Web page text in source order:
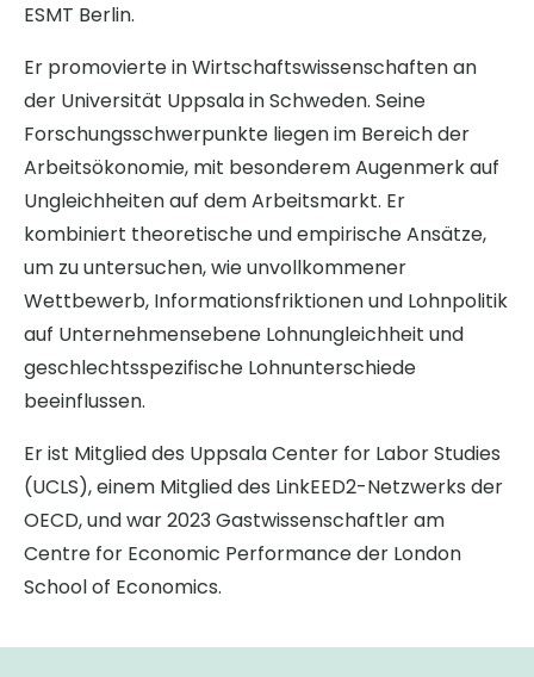
ESMT Berlin.
Er promovierte in Wirtschaftswissenschaften an
der Universität Uppsala in Schweden. Seine
Forschungsschwerpunkte liegen im Bereich der
Arbeitsökonomie, mit besonderem Augenmerk auf
Ungleichheiten auf dem Arbeitsmarkt. Er
kombiniert theoretische und empirische Ansätze,
um zu untersuchen, wie unvollkommener
Wettbewerb, Informationsfriktionen und Lohnpolitik
auf Unternehmensebene Lohnungleichheit und
geschlechtsspezifische Lohnunterschiede
beeinflussen.
Er ist Mitglied des Uppsala Center for Labor Studies
(UCLS), einem Mitglied des LinkEED2-Netzwerks der
OECD, und war 2023 Gastwissenschaftler am
Centre for Economic Performance der London
School of Economics.